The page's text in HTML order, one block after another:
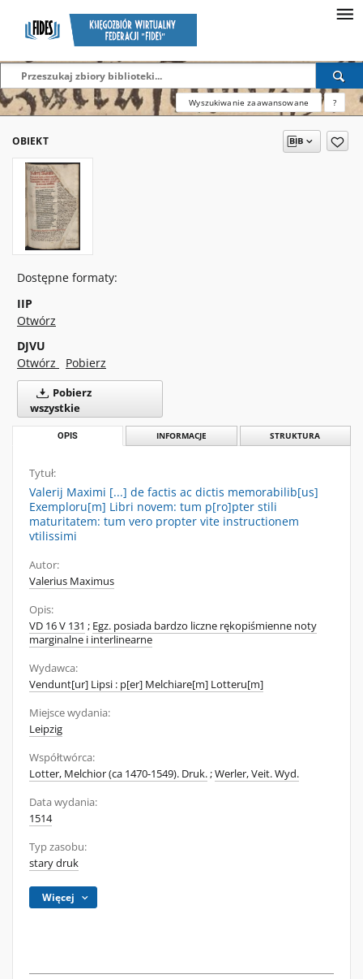
Wyszukiwanie zaawansowane ?
OBIEKT
Dostępne formaty:
IIP
Otwórz
DJVU
Otwórz
Pobierz
Pobierz
wszystkie
OPIS INFORMACJE STRUKTURA
Tytuł:
Valerij Maximi [...] de factis ac dictis memorabilib[us]
Exemploru[m] Libri novem: tum p[ro]pter stili
maturitatem: tum vero propter vite instructionem
vtilissimi
Autor:
Valerius Maximus
Opis:
VD 16 V 131 ; Egz. posiada bardzo liczne rękopiśmienne noty
marginalne i interlinearne
Wydawca:
Vendunt[ur] Lipsi : p[er] Melchiare[m] Lotteru[m]
Miejsce wydania:
Leipzig
Współtwórca:
Lotter, Melchior (ca 1470-1549). Druk.;Werler, Veit. Wyd.
Data wydania:
1514
Typ zasobu:
stary druk
Więcej